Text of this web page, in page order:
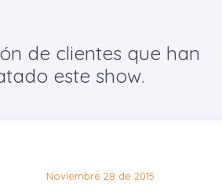
de clientes que han
este show.
Noviembre 28 de 2015